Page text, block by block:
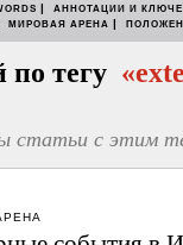
| АННОТАЦИИ И
МИРОВАЯ АРЕНА |
по тегу
статьи с этим